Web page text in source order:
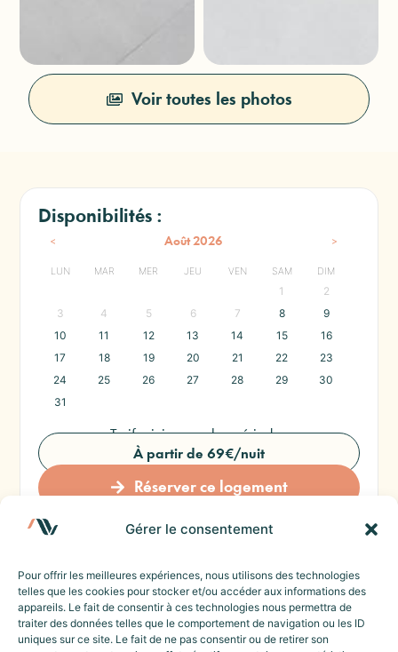
Gérer le consentement
Pour offrir les meilleures expériences, nous utilisons des technologies
telles que les cookies pour stocker et/ou accéder aux informations des
appareils. Le fait de consentir à ces technologies nous permettra de
traiter des données telles que le comportement de navigation ou les ID
uniques sur ce site. Le fait de ne pas consentir ou de retirer son
Voir toutes les photos
PARTAGER :
ROSES APPARTEMENT
Disponibilités :
< Août 2026 >
LUN MAR MER JEU VEN SAM DIM
1
2
3
4 5 6 7 8
9
10
11 12 13 14 15
16
17
18 19 20 21 22
23
24
25 26 27 28 29
30
31
Tarif minimum selon période :
À partir de 69€/nuit
Réserver ce logement